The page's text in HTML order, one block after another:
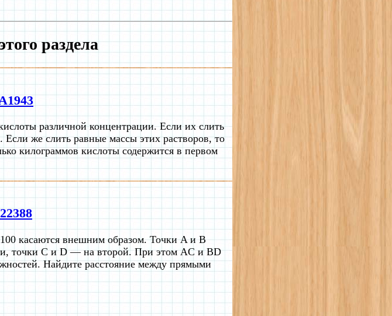
раздела
различной концентрации. Если их слить
же слить равные массы этих растворов, то
килограммов кислоты содержится в первом
касаются внешним образом. Точки A и B
точки C и D — на второй. При этом AC и BD
Найдите расстояние между прямыми